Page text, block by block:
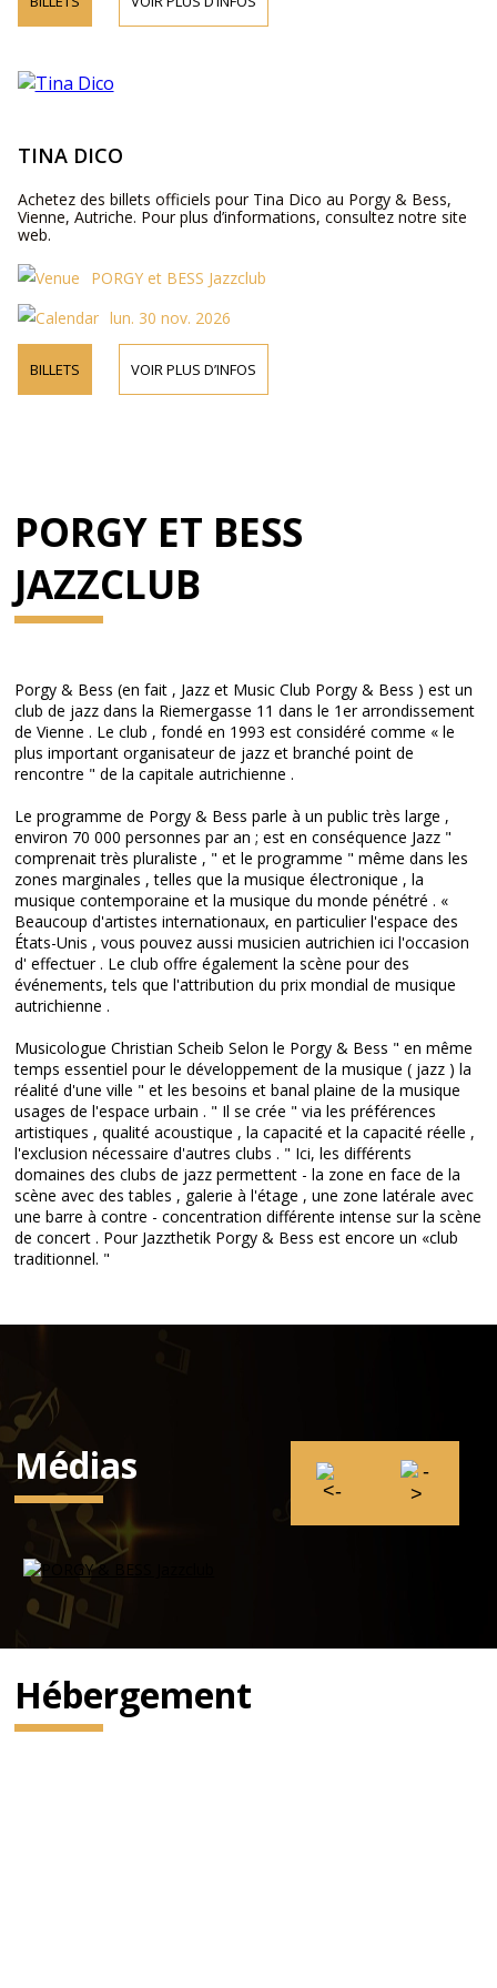
TINA DICO
Achetez des billets officiels pour Tina Dico au Porgy & Bess,
Vienne, Autriche. Pour plus d’informations, consultez notre site
web.
PORGY et BESS Jazzclub
lun. 30 nov. 2026
BILLETS VOIR PLUS D’INFOS
PORGY ET BESS
JAZZCLUB
Porgy & Bess (en fait , Jazz et Music Club Porgy & Bess ) est un
club de jazz dans la Riemergasse 11 dans le 1er arrondissement
de Vienne . Le club , fondé en 1993 est considéré comme « le
plus important organisateur de jazz et branché point de
rencontre " de la capitale autrichienne .
Le programme de Porgy & Bess parle à un public très large ,
environ 70 000 personnes par an ; est en conséquence Jazz "
comprenait très pluraliste , " et le programme " même dans les
zones marginales , telles que la musique électronique , la
musique contemporaine et la musique du monde pénétré . «
Beaucoup d'artistes internationaux, en particulier l'espace des
États-Unis , vous pouvez aussi musicien autrichien ici l'occasion
d' effectuer . Le club offre également la scène pour des
événements, tels que l'attribution du prix mondial de musique
autrichienne .
Musicologue Christian Scheib Selon le Porgy & Bess " en même
temps essentiel pour le développement de la musique ( jazz ) la
réalité d'une ville " et les besoins et banal plaine de la musique
usages de l'espace urbain . " Il se crée " via les préférences
artistiques , qualité acoustique , la capacité et la capacité réelle ,
l'exclusion nécessaire d'autres clubs . " Ici, les différents
domaines des clubs de jazz permettent - la zone en face de la
scène avec des tables , galerie à l'étage , une zone latérale avec
une barre à contre - concentration différente intense sur la scène
de concert . Pour Jazzthetik Porgy & Bess est encore un «club
traditionnel. "
Médias
Hébergement